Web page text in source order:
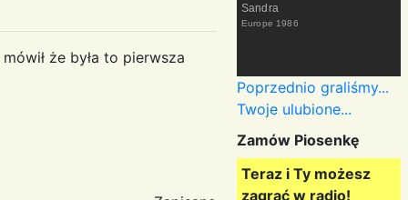
że była to pierwsza
Sandra
Europe 1986
Poprzednio graliśmy...
Twoje ulubione...
Zamów Piosenkę
Teraz i Ty możesz
zagrać w radio!